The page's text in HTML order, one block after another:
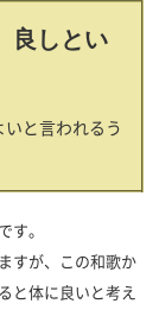
しとい
いと言われるう
す。
すが、この和歌か
と体に良いと考え